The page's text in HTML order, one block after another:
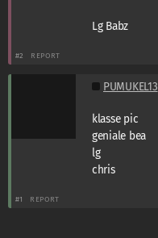
Lg Babz
#2 REPORT
PUMUKEL13
klasse pic
geniale bea
lg
chris
#1 REPORT